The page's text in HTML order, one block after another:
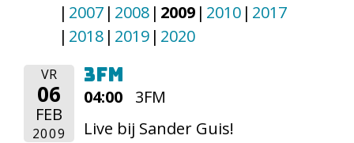
2007 2008 2009 2010 2017
2018 2019 2020
VR
06
FEB
2009
3FM
04:00
3FM
Live bij Sander Guis!